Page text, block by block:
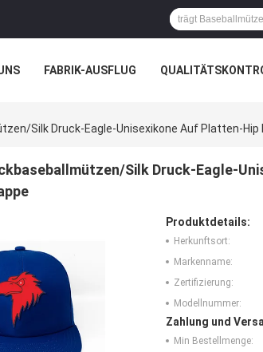
FABRIK-AUSFLUG
Silk Druck-Eagle-Unisexikone Auf Platten-Hip
Silk Druck-Eagle-
Produktdetails:
Herkunftsort:
Markenname:
Zertifizierung:
Modellnummer:
Zahlung und
Min Bestellmenge: